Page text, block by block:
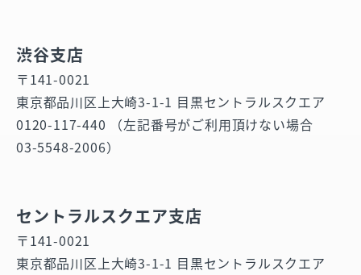
渋谷支店
〒141-0021
東京都品川区上大崎3-1-1 目黒セントラルスクエア
0120-117-440 （左記番号がご利用頂けない場合
03-5548-2006）
セントラルスクエア支店
〒141-0021
東京都品川区上大崎3-1-1 目黒セントラルスクエア